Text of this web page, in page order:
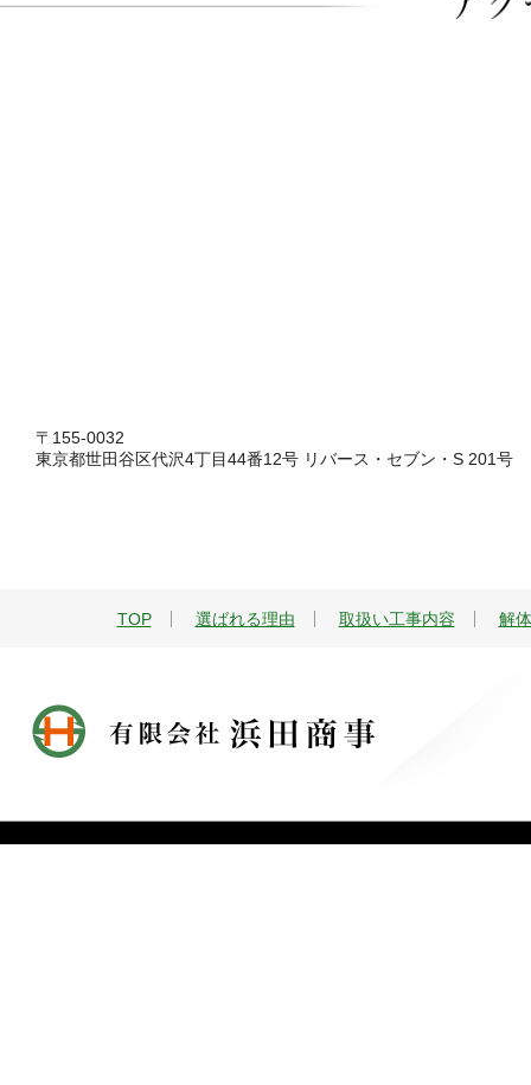
〒155-0032
東京都世田谷区代沢4丁目44番12号 リバース・セブン・S 201号
TOP 選ばれる理由 取扱い工事内容 解